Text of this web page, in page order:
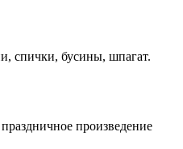
спички, бусины, шпагат.
произведение